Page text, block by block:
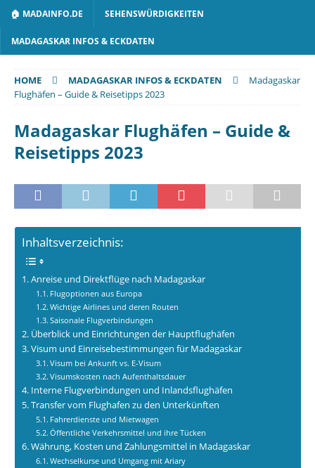
🏠 MADAINFO.DE SEHENSWÜRDIGKEITEN
MADAGASKAR INFOS & ECKDATEN
HOME MADAGASKAR INFOS & ECKDATEN
Madagaskar
Flughäfen – Guide & Reisetipps 2023
Madagaskar Flughäfen – Guide &
Reisetipps 2023
Inhaltsverzeichnis:
Anreise und Direktflüge nach Madagaskar
Flugoptionen aus Europa
Wichtige Airlines und deren Routen
Saisonale Flugverbindungen
Überblick und Einrichtungen der Hauptflughäfen
Visum und Einreisebestimmungen für Madagaskar
Visum bei Ankunft vs. E-Visum
Visumskosten nach Aufenthaltsdauer
Interne Flugverbindungen und Inlandsflughäfen
Transfer vom Flughafen zu den Unterkünften
Fahrerdienste und Mietwagen
Öffentliche Verkehrsmittel und ihre Tücken
Währung, Kosten und Zahlungsmittel in Madagaskar
Wechselkurse und Umgang mit Ariary